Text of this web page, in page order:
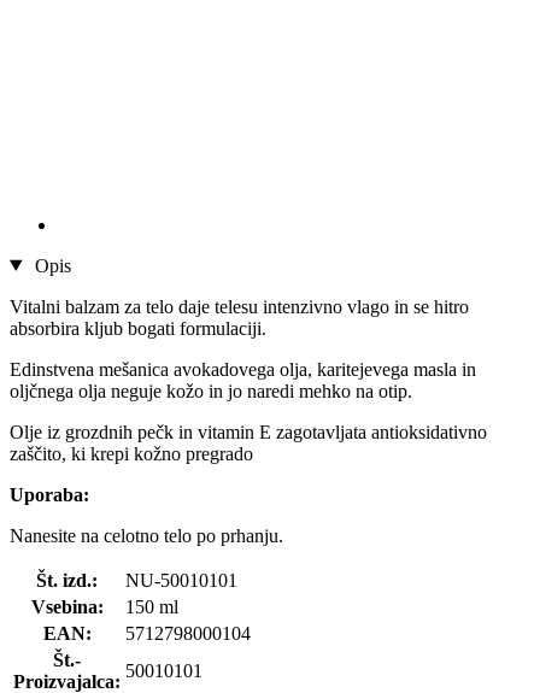
Opis
Vitalni balzam za telo daje telesu intenzivno vlago in se hitro
absorbira kljub bogati formulaciji.
Edinstvena mešanica avokadovega olja, karitejevega masla in
oljčnega olja neguje kožo in jo naredi mehko na otip.
Olje iz grozdnih pečk in vitamin E zagotavljata antioksidativno
zaščito, ki krepi kožno pregrado
Uporaba:
Nanesite na celotno telo po prhanju.
Št. izd.:
NU-50010101
Vsebina:
150 ml
EAN:
5712798000104
Št.-
Proizvajalca:
50010101